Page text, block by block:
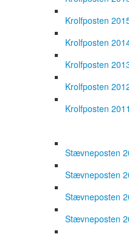
Krolfposten
Krolfposten
Krolfposten
Krolfposten
Krolfposten
Stævneposten
Stævneposten
Stævneposten
Stævneposten